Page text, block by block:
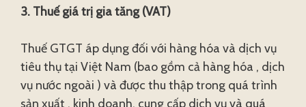
3. Thuế giá trị gia tăng (VAT)
Thuế GTGT áp dụng đối với hàng hóa và dịch vụ
tiêu thụ tại Việt Nam (bao gồm cả hàng hóa , dịch
vụ nước ngoài ) và được thu thập trong quá trình
sản xuất , kinh doanh, cung cấp dịch vụ và quá